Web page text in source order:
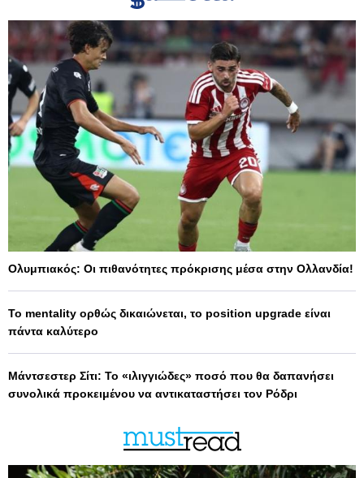
Ολυμπιακός: Οι πιθανότητες πρόκρισης μέσα στην Ολλανδία!
Το mentality ορθώς δικαιώνεται, το position upgrade είναι
πάντα καλύτερο
Μάντσεστερ Σίτι: Το «ιλιγγιώδες» ποσό που θα δαπανήσει
συνολικά προκειμένου να αντικαταστήσει τον Ρόδρι